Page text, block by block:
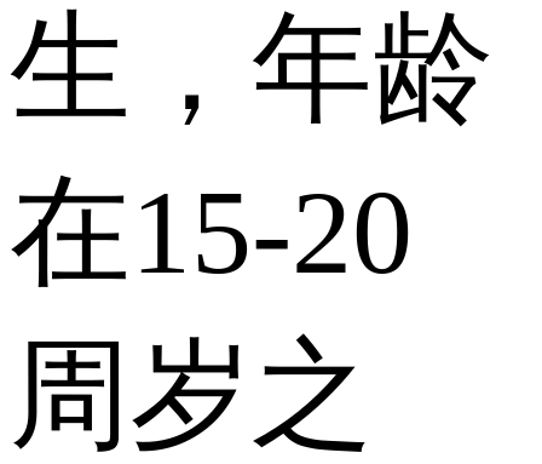
生，年龄
在15-20
周岁之